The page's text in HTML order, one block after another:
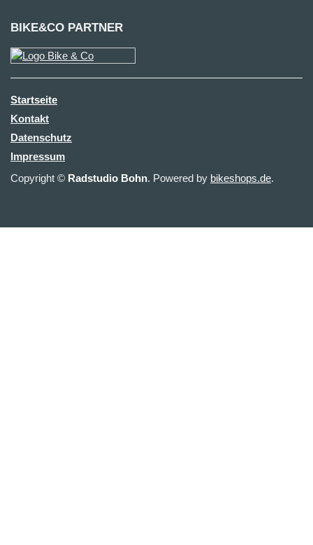
BIKE&CO PARTNER
Startseite
Kontakt
Datenschutz
Impressum
Copyright © Radstudio Bohn. Powered by bikeshops.de.